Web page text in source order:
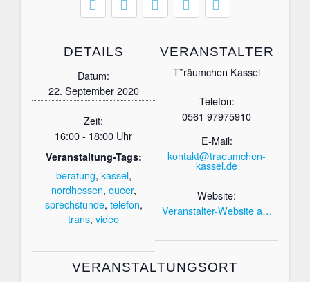
DETAILS
Datum:
22. September 2020
Zeit:
16:00 - 18:00 Uhr
Veranstaltung-Tags:
beratung, kassel,
nordhessen, queer,
sprechstunde, telefon,
trans, video
VERANSTALTUNGSORT
VERANSTALTER
T*räumchen Kassel
Telefon:
0561 97975910
E-Mail:
kontakt@traeumchen-
kassel.de
Website:
Veranstalter-Website a…